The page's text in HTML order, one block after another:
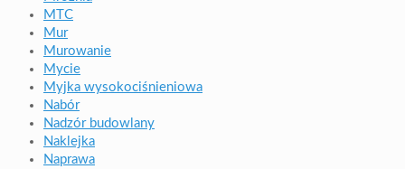
MTC
Mur
Murowanie
Mycie
Myjka wysokociśnieniowa
Nabór
Nadzór budowlany
Naklejka
Naprawa